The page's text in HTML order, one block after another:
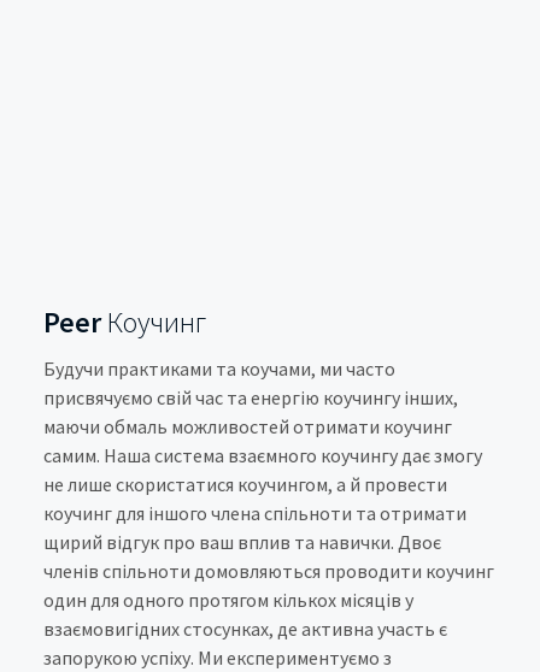
PeerКоучинг
Будучи практиками та коучами, ми часто
присвячуємо свій час та енергію коучингу інших,
маючи обмаль можливостей отримати коучинг
самим. Наша система взаємного коучингу дає змогу
не лише скористатися коучингом, а й провести
коучинг для іншого члена спільноти та отримати
щирий відгук про ваш вплив та навички. Двоє
членів спільноти домовляються проводити коучинг
один для одного протягом кількох місяців у
взаємовигідних стосунках, де активна участь є
запорукою успіху. Ми експериментуємо з